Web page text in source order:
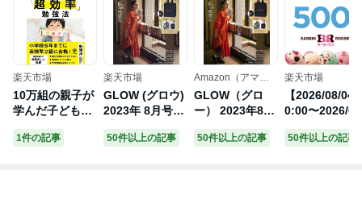
楽天市場
10万組の親子が
学んだ子どもの
勉強法 / 船津洋
1件の記事
楽天市場
GLOW (グロウ)
2023年 8月号
＆ DELUCA 保
50件以上の記事
Amazon（アマゾ
ン）
GLOW（グロ
ー） 2023年8月
50件以上の記事
楽天市場
【2026/08/04
0:00〜2026/
ト2倍】【楽券
50件以上の記事